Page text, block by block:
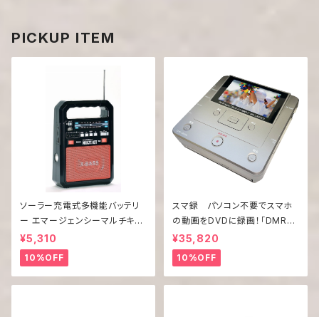
PICKUP ITEM
ソーラー充電式多機能バッテリ
ー エマージェンシーマルチキッ
ト EM-009
¥5,310
10%OFF
スマ録 パソコン不要でスマホ
の動画をDVDに録画！「DMR-0
820」
¥35,820
10%OFF